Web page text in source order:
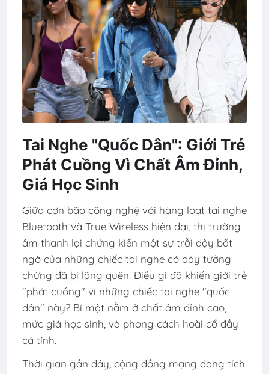
Tai Nghe "Quốc Dân": Giới Trẻ
Phát Cuồng Vì Chất Âm Đỉnh,
Giá Học Sinh
Giữa cơn bão công nghệ với hàng loạt tai nghe
Bluetooth và True Wireless hiện đại, thị trường
âm thanh lại chứng kiến một sự trỗi dậy bất
ngờ của những chiếc tai nghe có dây tưởng
chừng đã bị lãng quên. Điều gì đã khiến giới trẻ
"phát cuồng" vì những chiếc tai nghe "quốc
dân" này? Bí mật nằm ở chất âm đỉnh cao,
mức giá học sinh, và phong cách hoài cổ đầy
cá tính.
Thời gian gần đây, cộng đồng mạng đang tích